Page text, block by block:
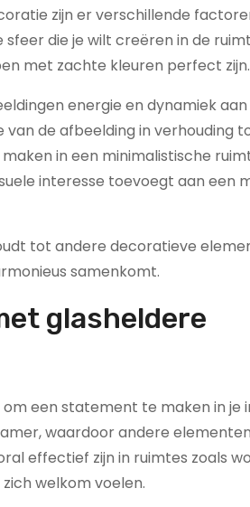
zijn er verschillende
die je wilt creëren in de
met zachte kleuren perfect zijn.
energie en dynamiek
de afbeelding in verhouding
in een minimalistische
interesse toevoegt aan een
tot andere decoratieve
samenkomt.
glasheldere
een statement te maken in je
waardoor andere
effectief zijn in ruimtes zoals
welkom voelen.